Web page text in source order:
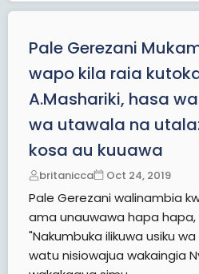
Pale Gerezani
wapo kila raia
A.Mashariki, hasa
wa utawala na
kosa au kuuawa
britanicca Oct 24, 2019
Pale Gerezani walinambia
ama unauwawa hapa
"Nakumbuka ilikuwa usiku
watu nisiowajua wakaingia